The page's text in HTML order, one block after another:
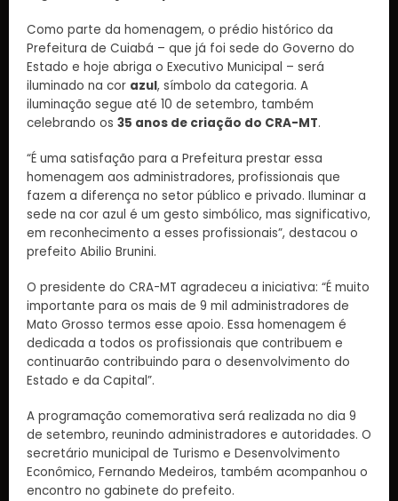
Como parte da homenagem, o prédio histórico da
Prefeitura de Cuiabá – que já foi sede do Governo do
Estado e hoje abriga o Executivo Municipal – será
iluminado na cor azul, símbolo da categoria. A
iluminação segue até 10 de setembro, também
celebrando os 35 anos de criação do CRA-MT.
“É uma satisfação para a Prefeitura prestar essa
homenagem aos administradores, profissionais que
fazem a diferença no setor público e privado. Iluminar a
sede na cor azul é um gesto simbólico, mas significativo,
em reconhecimento a esses profissionais”, destacou o
prefeito Abilio Brunini.
O presidente do CRA-MT agradeceu a iniciativa: “É muito
importante para os mais de 9 mil administradores de
Mato Grosso termos esse apoio. Essa homenagem é
dedicada a todos os profissionais que contribuem e
continuarão contribuindo para o desenvolvimento do
Estado e da Capital”.
A programação comemorativa será realizada no dia 9
de setembro, reunindo administradores e autoridades. O
secretário municipal de Turismo e Desenvolvimento
Econômico, Fernando Medeiros, também acompanhou o
encontro no gabinete do prefeito.